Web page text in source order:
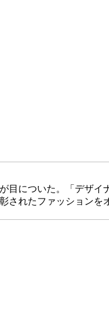
についた。「デザ
れたファッションを